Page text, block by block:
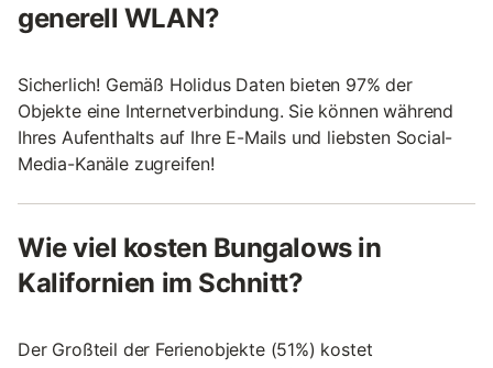
generell WLAN?
Sicherlich! Gemäß Holidus Daten bieten 97% der
Objekte eine Internetverbindung. Sie können während
Ihres Aufenthalts auf Ihre E-Mails und liebsten Social-
Media-Kanäle zugreifen!
Wie viel kosten Bungalows in
Kalifornien im Schnitt?
Der Großteil der Ferienobjekte (51%) kostet